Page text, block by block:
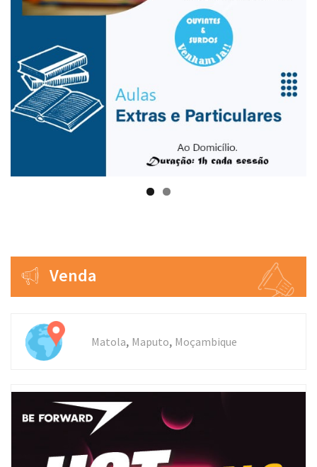
Venda
Matola, Maputo, Moçambique